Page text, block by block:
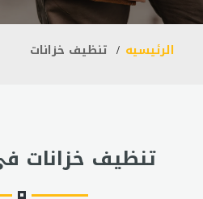
الرئيسيه تنظيف خزانات
تنظيف خزانات